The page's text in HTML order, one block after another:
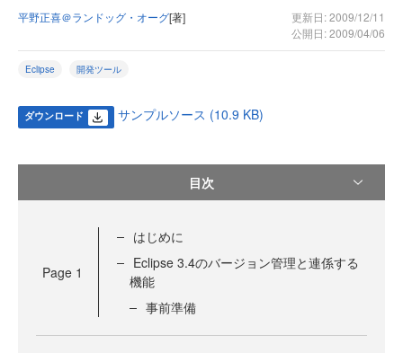
平野正喜＠ランドッグ・オーグ[著]
更新日: 2009/12/11
公開日: 2009/04/06
Eclipse 開発ツール
ダウンロード サンプルソース (10.9 KB)
目次
Page 1
はじめに
Eclipse 3.4のバージョン管理と連係する
機能
事前準備